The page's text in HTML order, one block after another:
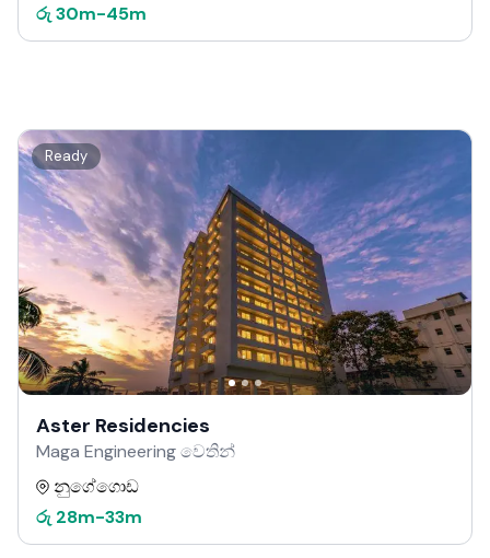
රු 30m-45m
Ready
Aster Residencies
Maga Engineering වෙතින්
නුගේගොඩ
රු 28m-33m